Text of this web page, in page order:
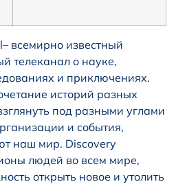
всемирно известный
телеканал о науке,
и приключениях.
историй разных
под разными углами
и события,
наш мир. Discovery
людей во всем мире,
открыть новое и утолить